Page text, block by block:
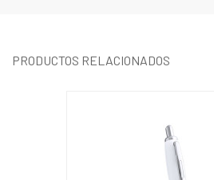
PRODUCTOS RELACIONADOS